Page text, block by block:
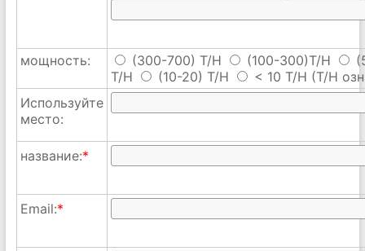
мощность: (300-700) T/H (100-300)T/H
T/H
(10-20) T/H < 10 T/H (T/H
Используйте
место:
название:*
Email:*